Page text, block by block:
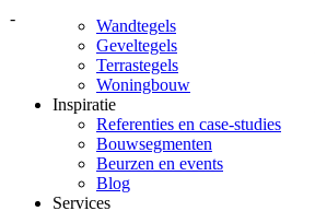
-
Wandtegels
Geveltegels
Terrastegels
Woningbouw
Inspiratie
Referenties en case-studies
Bouwsegmenten
Beurzen en events
Blog
Services